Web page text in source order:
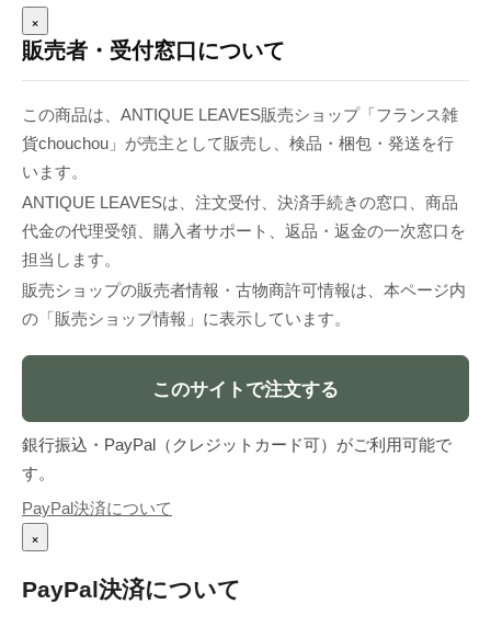
×
販売者・受付窓口について
この商品は、ANTIQUE LEAVES販売ショップ「フランス雑
貨chouchou」が売主として販売し、検品・梱包・発送を行
います。
ANTIQUE LEAVESは、注文受付、決済手続きの窓口、商品
代金の代理受領、購入者サポート、返品・返金の一次窓口を
担当します。
販売ショップの販売者情報・古物商許可情報は、本ページ内
の「販売ショップ情報」に表示しています。
このサイトで注文する
銀行振込・PayPal（クレジットカード可）がご利用可能で
す。
PayPal決済について
×
PayPal決済について